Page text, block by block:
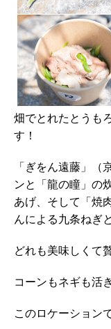
畑でとれたとうも
す！
「ぎをん遠藤」
ンと「龍の瞳」の
あげ、そして「焼
んによる九条ねぎ
どれも美味しくて
コーンもネギも活
このロケーション